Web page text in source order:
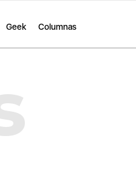
Geek Columnas